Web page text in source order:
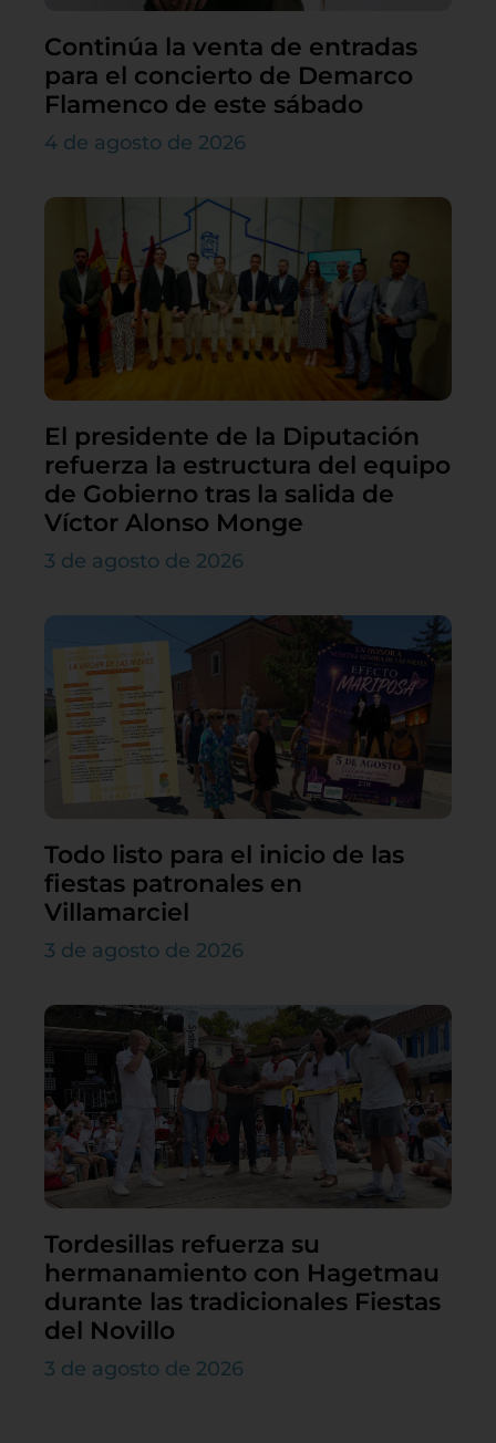
Continúa la venta de entradas
para el concierto de Demarco
Flamenco de este sábado
4 de agosto de 2026
El presidente de la Diputación
refuerza la estructura del equipo
de Gobierno tras la salida de
Víctor Alonso Monge
3 de agosto de 2026
Todo listo para el inicio de las
fiestas patronales en
Villamarciel
3 de agosto de 2026
Tordesillas refuerza su
hermanamiento con Hagetmau
durante las tradicionales Fiestas
del Novillo
3 de agosto de 2026